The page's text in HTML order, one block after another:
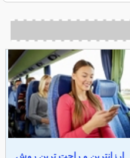
ارزانترین و راحت ترین روش